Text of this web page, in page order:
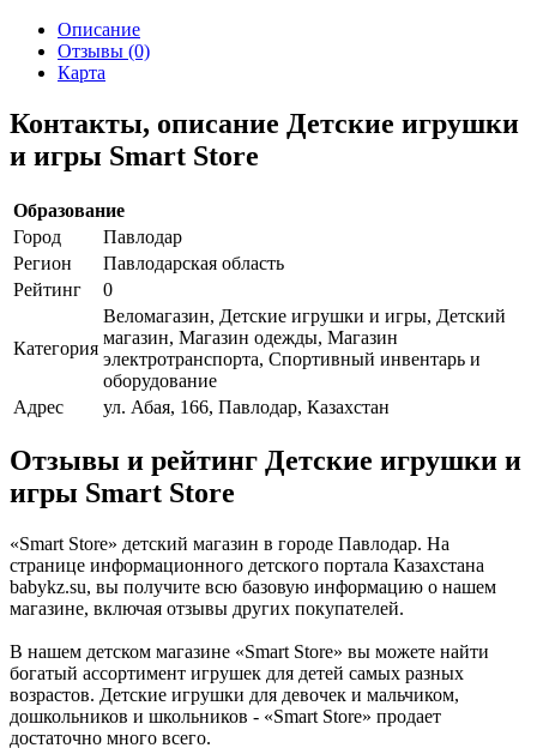
Описание
Отзывы (0)
Карта
Контакты, описание Детские игрушки
и игры Smart Store
Образование
Город
Павлодар
Регион
Павлодарская область
Рейтинг
0
Категория
Веломагазин, Детские игрушки и игры, Детский
магазин, Магазин одежды, Магазин
электротранспорта, Спортивный инвентарь и
оборудование
Адрес
ул. Абая, 166, Павлодар, Казахстан
Отзывы и рейтинг Детские игрушки и
игры Smart Store
«Smart Store» детский магазин в городе Павлодар. На
странице информационного детского портала Казахстана
babykz.su, вы получите всю базовую информацию о нашем
магазине, включая отзывы других покупателей.
В нашем детском магазине «Smart Store» вы можете найти
богатый ассортимент игрушек для детей самых разных
возрастов. Детские игрушки для девочек и мальчиком,
дошкольников и школьников - «Smart Store» продает
достаточно много всего.